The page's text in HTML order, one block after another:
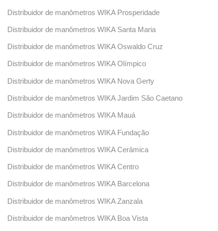
Distribuidor de manômetros WIKA Prosperidade
Distribuidor de manômetros WIKA Santa Maria
Distribuidor de manômetros WIKA Oswaldo Cruz
Distribuidor de manômetros WIKA Olímpico
Distribuidor de manômetros WIKA Nova Gerty
Distribuidor de manômetros WIKA Jardim São Caetano
Distribuidor de manômetros WIKA Mauá
Distribuidor de manômetros WIKA Fundação
Distribuidor de manômetros WIKA Cerâmica
Distribuidor de manômetros WIKA Centro
Distribuidor de manômetros WIKA Barcelona
Distribuidor de manômetros WIKA Zanzala
Distribuidor de manômetros WIKA Boa Vista